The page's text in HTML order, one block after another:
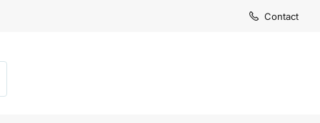
Levertijd1-3
Levertijd1-3
Contact